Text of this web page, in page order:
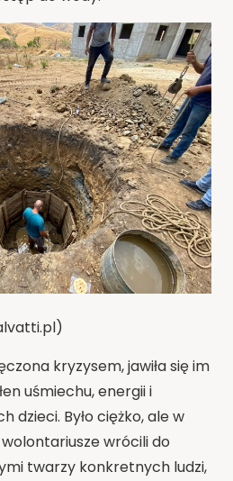
kryzysem, jawiła się im
uśmiechu, energii i
dzieci. Było ciężko, ale w
wrócili do
twarzy konkretnych ludzi,